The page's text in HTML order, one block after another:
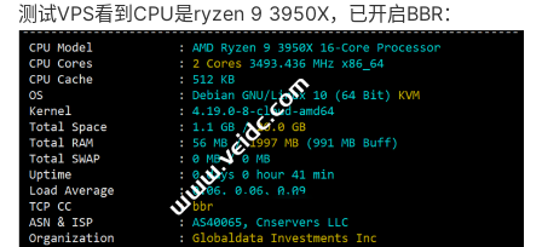
测试VPS看到CPU是ryzen 9 3950X，已开启BBR：